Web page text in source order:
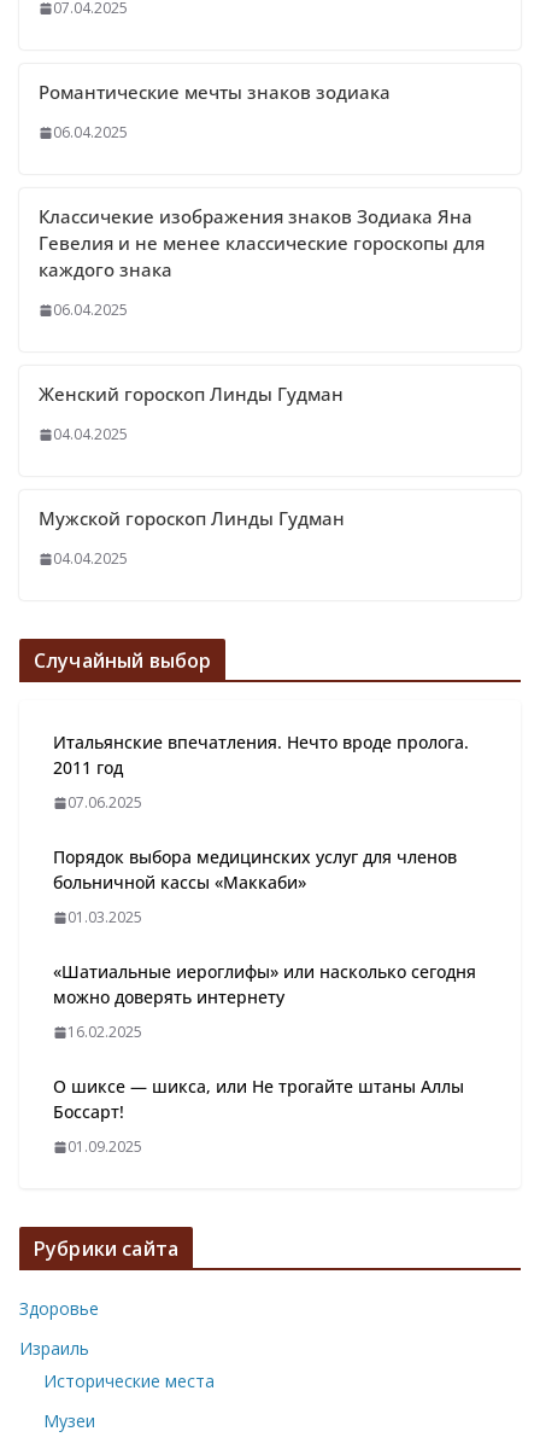
07.04.2025
Романтические мечты знаков зодиака
06.04.2025
Классичекие изображения знаков Зодиака Яна
Гевелия и не менее классические гороскопы для
каждого знака
06.04.2025
Женский гороскоп Линды Гудман
04.04.2025
Мужской гороскоп Линды Гудман
04.04.2025
Случайный выбор
Итальянские впечатления. Нечто вроде пролога.
2011 год
07.06.2025
Порядок выбора медицинских услуг для членов
больничной кассы «Маккаби»
01.03.2025
«Шатиальные иероглифы» или насколько сегодня
можно доверять интернету
16.02.2025
О шиксе — шикса, или Не трогайте штаны Аллы
Боссарт!
01.09.2025
Рубрики сайта
Здоровье
Израиль
Исторические места
Музеи